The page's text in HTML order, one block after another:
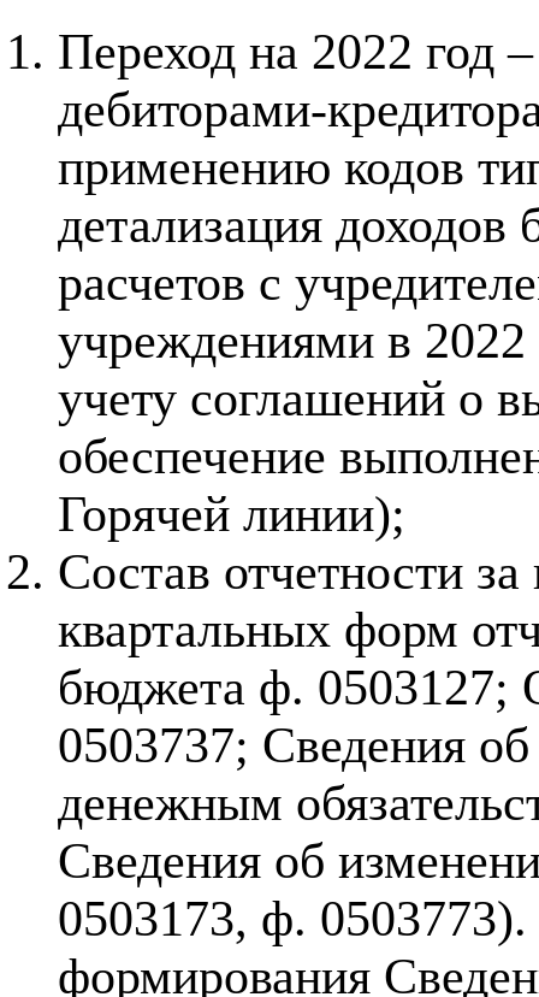
Переход на 2022 год
дебиторами-
применению кодов
детализация
расчетов с
учреждениями в
учету соглашений о
обеспечение
Горячей линии);
Состав отчетности
квартальных форм
бюджета ф. 0503127;
0503737; Сведения
денежным
Сведения об
0503173, ф.
формирования